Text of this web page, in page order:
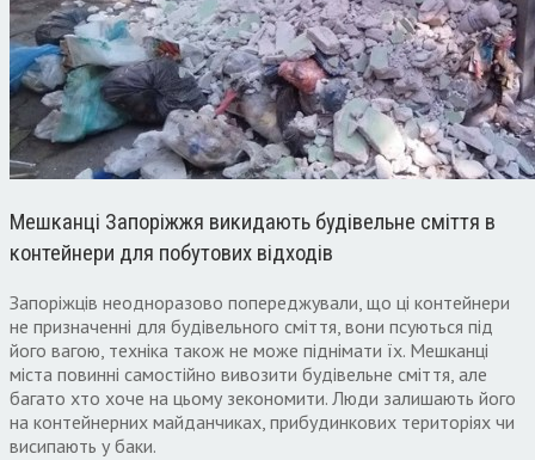
Мешканці Запоріжжя викидають будівельне сміття в
контейнери для побутових відходів
Запоріжців неодноразово попереджували, що ці контейнери
не призначенні для будівельного сміття, вони псуються під
його вагою, техніка також не може піднімати їх. Мешканці
міста повинні самостійно вивозити будівельне сміття, але
багато хто хоче на цьому зекономити. Люди залишають його
на контейнерних майданчиках, прибудинкових територіях чи
висипають у баки.